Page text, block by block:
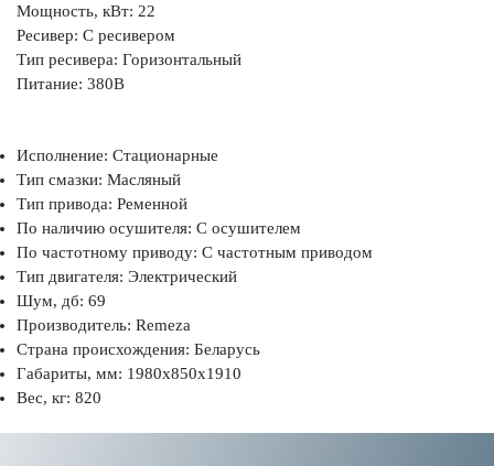
Мощность, кВт: 22
Ресивер: С ресивером
Тип ресивера: Горизонтальный
Питание: 380В
Исполнение: Стационарные
Тип смазки: Масляный
Тип привода: Ременной
По наличию осушителя: С осушителем
По частотному приводу: С частотным приводом
Тип двигателя: Электрический
Шум, дб: 69
Производитель: Remeza
Страна происхождения: Беларусь
Габариты, мм: 1980x850x1910
Вес, кг: 820